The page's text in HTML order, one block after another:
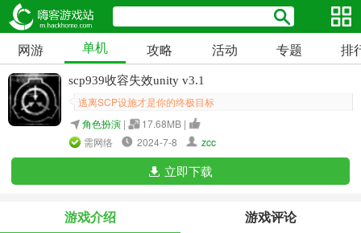
网游 单机 攻略 活动 专题 排
scp939收容失效unity v3.1
逃离SCP设施才是你的终极目标
角色扮演 |
17.68MB |
需网络
2024-7-8 zcc
立即下载
游戏介绍 游戏评论